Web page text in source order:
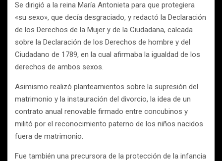
Se dirigió a la reina María Antonieta para que protegiera
«su sexo», que decía desgraciado, y redactó la Declaración
de los Derechos de la Mujer y de la Ciudadana, calcada
sobre la Declaración de los Derechos de hombre y del
Ciudadano de 1789, en la cual afirmaba la igualdad de los
derechos de ambos sexos.
Asimismo realizó planteamientos sobre la supresión del
matrimonio y la instauración del divorcio, la idea de un
contrato anual renovable firmado entre concubinos y
militó por el reconocimiento paterno de los niños nacidos
fuera de matrimonio.
Fue también una precursora de la protección de la infancia